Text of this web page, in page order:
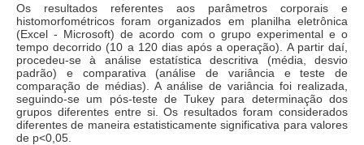
Os resultados referentes aos parâmetros corporais e
histomorfométricos foram organizados em planilha eletrônica
(Excel - Microsoft) de acordo com o grupo experimental e o
tempo decorrido (10 a 120 dias após a operação). A partir daí,
procedeu-se à análise estatística descritiva (média, desvio
padrão) e comparativa (análise de variância e teste de
comparação de médias). A análise de variância foi realizada,
seguindo-se um pós-teste de Tukey para determinação dos
grupos diferentes entre si. Os resultados foram considerados
diferentes de maneira estatisticamente significativa para valores
de p<0,05.